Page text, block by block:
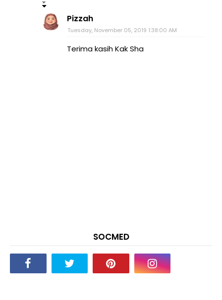
Pizzah
Tuesday, November 05, 2019 1:38:00 AM
Terima kasih Kak Sha
SOCMED